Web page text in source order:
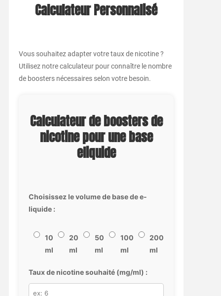
Calculateur Personnalisé
Vous souhaitez adapter votre taux de nicotine ?
Utilisez notre calculateur pour connaître le nombre
de boosters nécessaires selon votre besoin.
Calculateur de boosters de
nicotine pour une base
eliquide
Choisissez le volume de base de e-
liquide :
10
ml
20
ml
50
ml
100
ml
200
ml
Taux de nicotine souhaité (mg/ml) :